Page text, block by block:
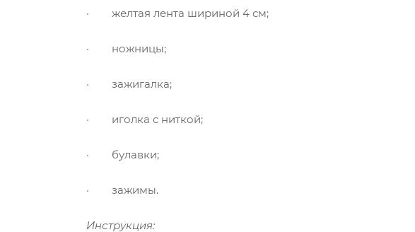
· желтая лента шириной 4 см;
· ножницы;
· зажигалка;
· иголка с ниткой;
· булавки;
· зажимы.
Инструкция: